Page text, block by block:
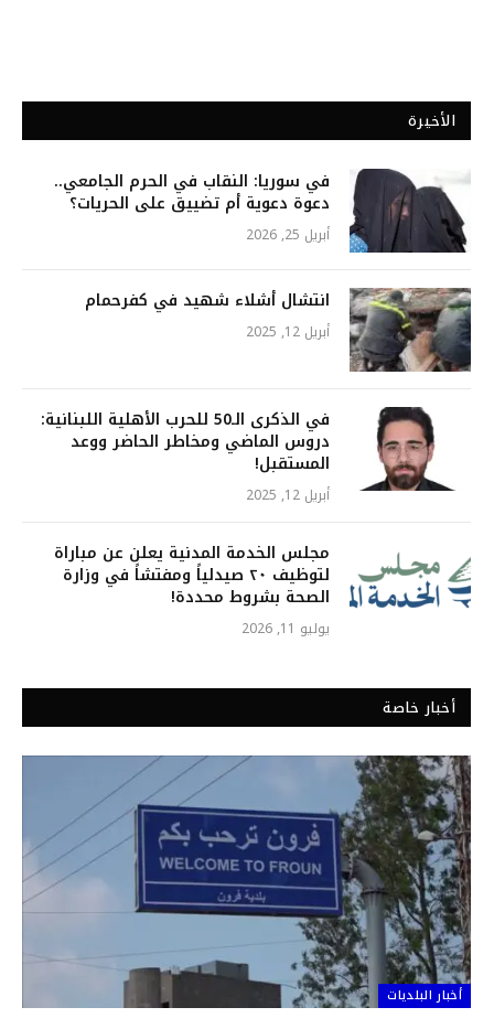
الأخيرة
في سوريا: النقاب في الحرم الجامعي..
دعوة دعوية أم تضييق على الحريات؟
أبريل 25, 2026
انتشال أشلاء شهيد في كفرحمام
أبريل 12, 2025
في الذكرى الـ50 للحرب الأهلية اللبنانية:
دروس الماضي ومخاطر الحاضر ووعد
المستقبل!
أبريل 12, 2025
مجلس الخدمة المدنية يعلن عن مباراة
لتوظيف ٢٠ صيدلياً ومفتشاً في وزارة
الصحة بشروط محددة!
يوليو 11, 2026
أخبار خاصة
أخبار البلديات